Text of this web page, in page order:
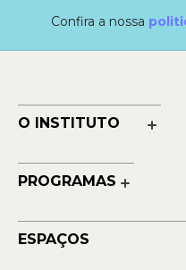
Confira a nossa
O INSTITUTO
Nossos Números
Quem Faz
Contato
PROGRAMAS
Educação
ESPAÇOS